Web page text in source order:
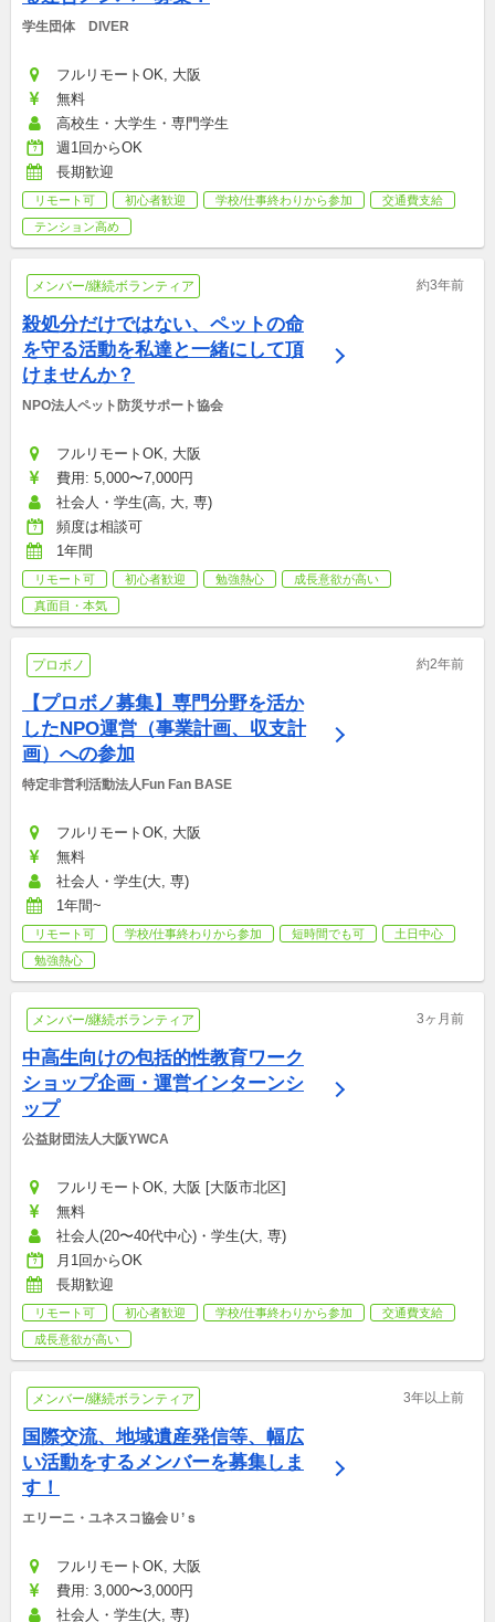
学生団体　DIVER
フルリモートOK, 大阪
無料
高校生・大学生・専門学生
週1回からOK
長期歓迎
リモート可 初心者歓迎 学校/仕事終わりから参加
交通費支給
テンション高め
メンバー/継続ボランティア 約3年前
殺処分だけではない、ペットの命
を守る活動を私達と一緒にして頂
けませんか？
NPO法人ペット防災サポート協会
フルリモートOK, 大阪
費用: 5,000〜7,000円
社会人・学生(高, 大, 専)
頻度は相談可
1年間
リモート可 初心者歓迎 勉強熱心
成長意欲が高い
真面目・本気
プロボノ 約2年前
【プロボノ募集】専門分野を活か
したNPO運営（事業計画、収支計
画）への参加
特定非営利活動法人Fun Fan BASE
フルリモートOK, 大阪
無料
社会人・学生(大, 専)
1年間~
リモート可 学校/仕事終わりから参加 短時間でも可
土日中心
勉強熱心
メンバー/継続ボランティア 3ヶ月前
中高生向けの包括的性教育ワーク
ショップ企画・運営インターンシ
ップ
公益財団法人大阪YWCA
フルリモートOK, 大阪 [大阪市北区]
無料
社会人(20〜40代中心)・学生(大, 専)
月1回からOK
長期歓迎
リモート可 初心者歓迎 学校/仕事終わりから参加
交通費支給
成長意欲が高い
メンバー/継続ボランティア 3年以上前
国際交流、地域遺産発信等、幅広
い活動をするメンバーを募集しま
す！
エリーニ・ユネスコ協会Ｕ’ｓ
フルリモートOK, 大阪
費用: 3,000〜3,000円
社会人・学生(大, 専)